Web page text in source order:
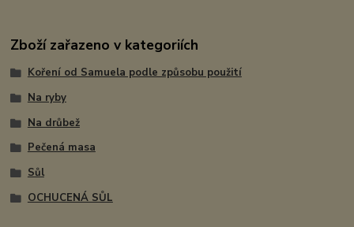
Zboží zařazeno v kategoriích
Koření od Samuela podle způsobu použití
Na ryby
Na drůbež
Pečená masa
Sůl
OCHUCENÁ SŮL